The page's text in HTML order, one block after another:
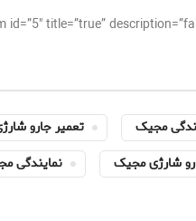
مجیک تعمیر جارو
شارژی مجیک
نمایندگی